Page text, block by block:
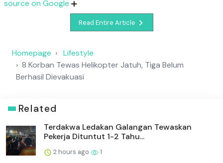
source on Google
Read Entire Article
Homepage
Lifestyle
8 Korban Tewas Helikopter Jatuh, Tiga Belum
Berhasil Dievakuasi
Related
Terdakwa Ledakan Galangan Tewaskan
Pekerja Dituntut 1-2 Tahu...
2 hours ago 1